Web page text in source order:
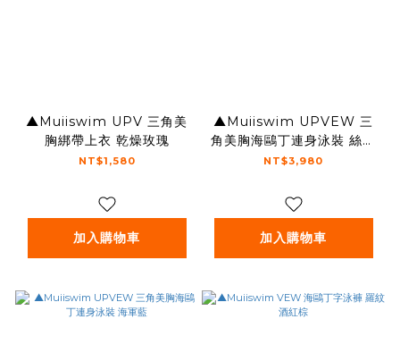
▲Muiiswim UPV 三角美
胸綁帶上衣 乾燥玫瑰
NT$1,580
加入購物車
▲Muiiswim UPVEW 三
角美胸海鷗丁連身泳裝 絲光
甜紫
NT$3,980
加入購物車